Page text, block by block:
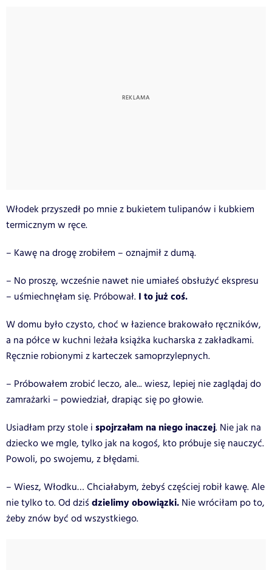
Włodek przyszedł po mnie z bukietem tulipanów i kubkiem
termicznym w ręce.
– Kawę na drogę zrobiłem – oznajmił z dumą.
– No proszę, wcześnie nawet nie umiałeś obsłużyć ekspresu
– uśmiechnęłam się. Próbował. I to już coś.
W domu było czysto, choć w łazience brakowało ręczników,
a na półce w kuchni leżała książka kucharska z zakładkami.
Ręcznie robionymi z karteczek samoprzylepnych.
– Próbowałem zrobić leczo, ale... wiesz, lepiej nie zaglądaj do
zamrażarki – powiedział, drapiąc się po głowie.
Usiadłam przy stole i spojrzałam na niego inaczej. Nie jak na
dziecko we mgle, tylko jak na kogoś, kto próbuje się nauczyć.
Powoli, po swojemu, z błędami.
– Wiesz, Włodku… Chciałabym, żebyś częściej robił kawę. Ale
nie tylko to. Od dziś dzielimy obowiązki. Nie wróciłam po to,
żeby znów być od wszystkiego.